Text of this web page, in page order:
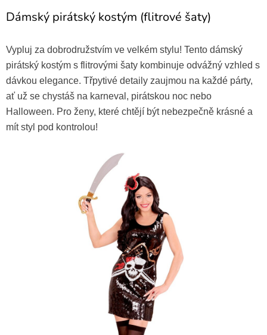
Klobouk "triton" se zlatým
Dámský pirátský kostým (flitrové šaty)
Vypluj za dobrodružstvím ve velkém stylu! Tento dámský
pirátský kostým s flitrovými šaty kombinuje odvážný vzhled s
dávkou elegance. Třpytivé detaily zaujmou na každé párty,
ať už se chystáš na karneval, pirátskou noc nebo
Halloween. Pro ženy, které chtějí být nebezpečně krásné a
mít styl pod kontrolou!